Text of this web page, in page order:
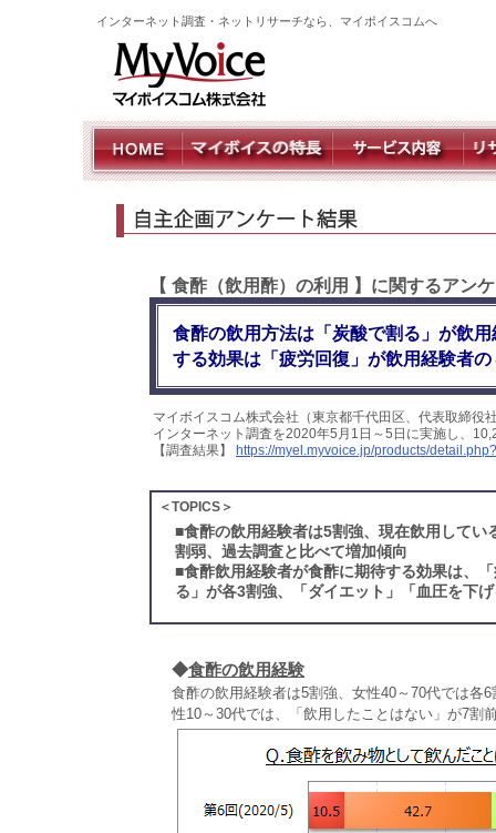
インターネット調査・ネットリサーチなら、マイボイスコムへ
【 食酢（飲用酢）の利用 】に関するアン
食酢の飲用方法は「炭酸で割る」が飲
する効果は「疲労回復」が飲用経験者の
マイボイスコム株式会社（東京都千代田区、代表取締役
インターネット調査を2020年5月1日～5日に実施し、
【調査結果】
https://myel.myvoice.jp/products/
＜TOPICS＞
■食酢の飲用経験者は5割強、現在飲用して
割弱、過去調査と比べて増加傾向
■食酢飲用経験者が食酢に期待する効果は、
る」が各3割強、「ダイエット」「血圧を下
◆食酢の飲用経験
食酢の飲用経験者は5割強、女性40～70代では各
性10～30代では、「飲用したことはない」が7割